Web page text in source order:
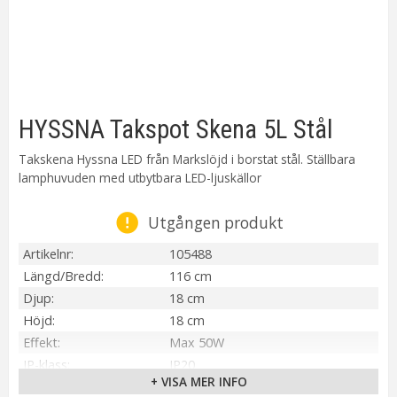
HYSSNA Takspot Skena 5L Stål
Takskena Hyssna LED från Markslöjd i borstat stål. Ställbara
lamphuvuden med utbytbara LED-ljuskällor
Utgången produkt
Artikelnr
105488
Längd/Bredd
116 cm
Djup
18 cm
Höjd
18 cm
Effekt
Max 50W
IP-klass
IP20
Stål
+ VISA MER INFO